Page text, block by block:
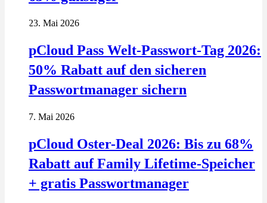
23. Mai 2026
pCloud Pass Welt-Passwort-Tag 2026:
50% Rabatt auf den sicheren
Passwortmanager sichern
7. Mai 2026
pCloud Oster-Deal 2026: Bis zu 68%
Rabatt auf Family Lifetime-Speicher
+ gratis Passwortmanager